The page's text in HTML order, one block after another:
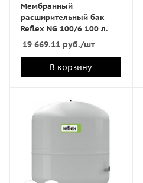
Мембранный
расширительный бак
Reflex NG 100/6 100 л.
19 669.11 руб./шт
В корзину